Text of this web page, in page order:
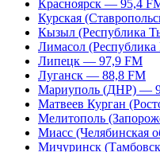
Красноярск — 95,4
Курская
Кызыл (Республика
Лимасол
Липецк — 97,9 FM
Луганск — 88,8 FM
Мариуполь (ДНР) —
Матвеев Курган
Мелитополь
Миасс (Челябинская
Мичуринск